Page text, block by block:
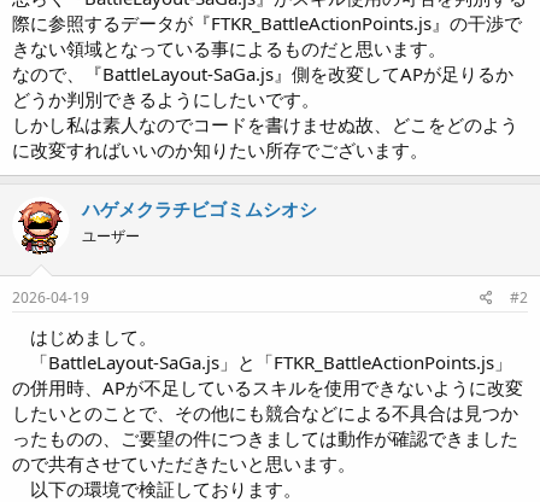
際に参照するデータが『FTKR_BattleActionPoints.js』の干渉で
きない領域となっている事によるものだと思います。
なので、『BattleLayout-SaGa.js』側を改変してAPが足りるか
どうか判別できるようにしたいです。
しかし私は素人なのでコードを書けませぬ故、どこをどのよう
に改変すればいいのか知りたい所存でございます。
ハゲメクラチビゴミムシオシ
ユーザー
2026-04-19 #2
はじめまして。
「BattleLayout-SaGa.js」と「FTKR_BattleActionPoints.js」
の併用時、APが不足しているスキルを使用できないように改変
したいとのことで、その他にも競合などによる不具合は見つか
ったものの、ご要望の件につきましては動作が確認できました
ので共有させていただきたいと思います。
以下の環境で検証しております。